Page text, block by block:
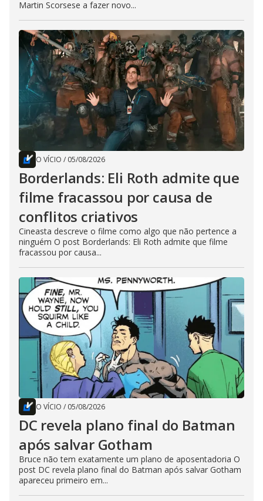
Martin Scorsese a fazer novo...
O VÍCIO / 05/08/2026
Borderlands: Eli Roth admite que
filme fracassou por causa de
conflitos criativos
Cineasta descreve o filme como algo que não pertence a
ninguém O post Borderlands: Eli Roth admite que filme
fracassou por causa...
O VÍCIO / 05/08/2026
DC revela plano final do Batman
após salvar Gotham
Bruce não tem exatamente um plano de aposentadoria O
post DC revela plano final do Batman após salvar Gotham
apareceu primeiro em...